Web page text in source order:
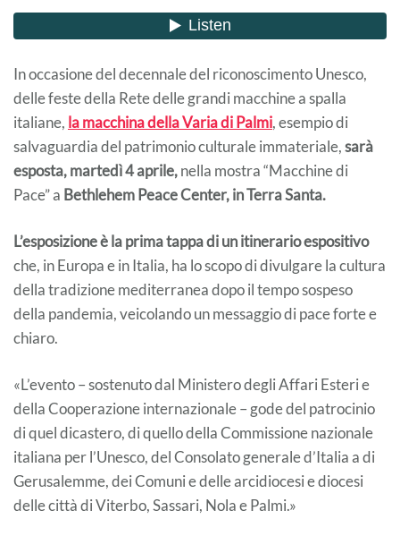
In occasione del decennale del riconoscimento Unesco,
delle feste della Rete delle grandi macchine a spalla
italiane, la macchina della Varia di Palmi, esempio di
salvaguardia del patrimonio culturale immateriale,sarà
esposta, martedì 4 aprile,nella mostra “Macchine di
Pace” a Bethlehem Peace Center, in Terra Santa.
L’esposizione è la prima tappa di un itinerario espositivo
che, in Europa e in Italia, ha lo scopo di divulgare la cultura
della tradizione mediterranea dopo il tempo sospeso
della pandemia, veicolando un messaggio di pace forte e
chiaro.
«L’evento – sostenuto dal Ministero degli Affari Esteri e
della Cooperazione internazionale – gode del patrocinio
di quel dicastero, di quello della Commissione nazionale
italiana per l’Unesco, del Consolato generale d’Italia a di
Gerusalemme, dei Comuni e delle arcidiocesi e diocesi
delle città di Viterbo, Sassari, Nola e Palmi.»